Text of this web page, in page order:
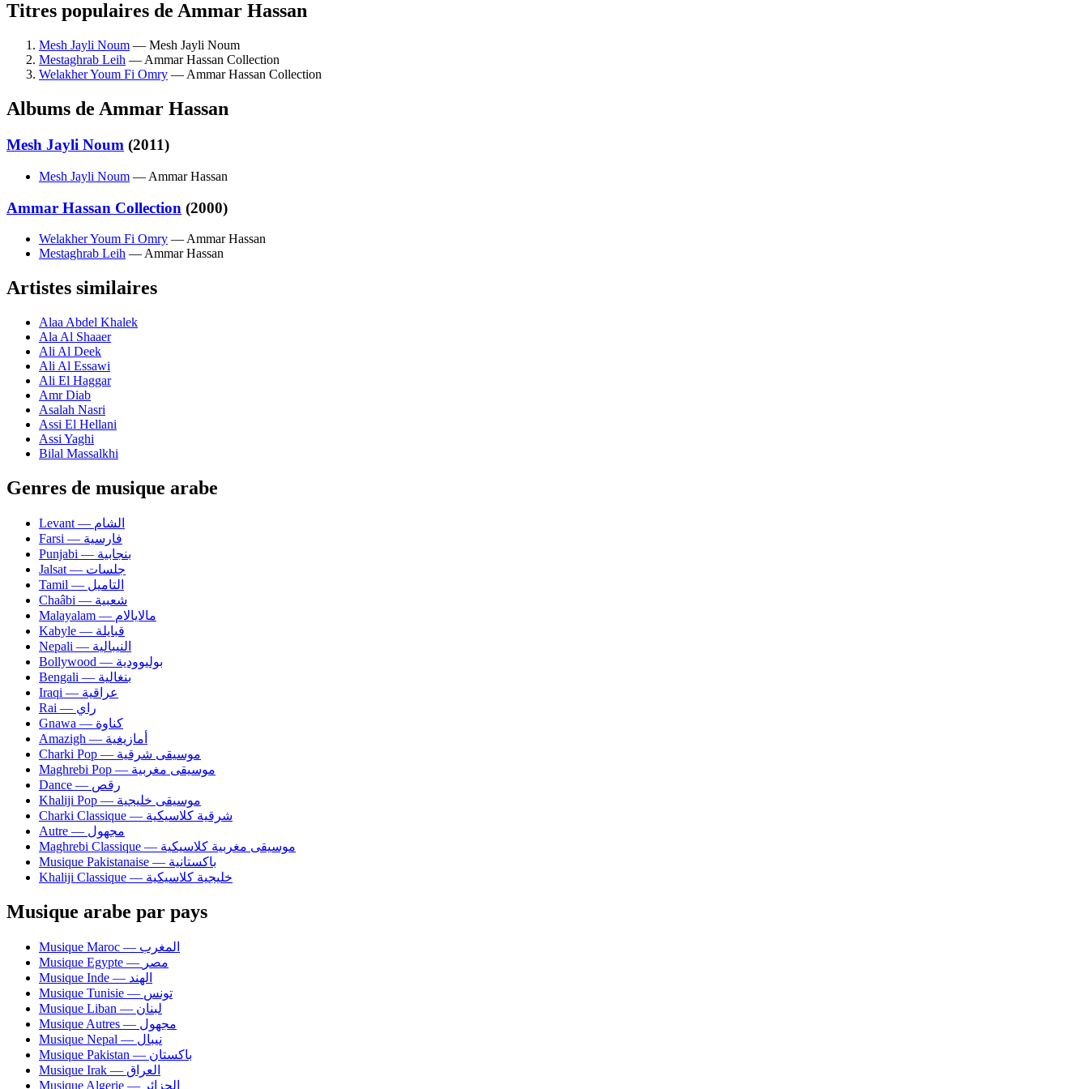
Titres populaires de Ammar Hassan
Mesh Jayli Noum — Mesh Jayli Noum
Mestaghrab Leih — Ammar Hassan Collection
Welakher Youm Fi Omry — Ammar Hassan Collection
Albums de Ammar Hassan
Mesh Jayli Noum (2011)
Mesh Jayli Noum — Ammar Hassan
Ammar Hassan Collection (2000)
Welakher Youm Fi Omry — Ammar Hassan
Mestaghrab Leih — Ammar Hassan
Artistes similaires
Alaa Abdel Khalek
Ala Al Shaaer
Ali Al Deek
Ali Al Essawi
Ali El Haggar
Amr Diab
Asalah Nasri
Assi El Hellani
Assi Yaghi
Bilal Massalkhi
Genres de musique arabe
Levant — الشام
Farsi — فارسية
Punjabi — بنجابية
Jalsat — جلسات
Tamil — التاميل
Chaâbi — شعبية
Malayalam — مالايالام
Kabyle — قبايلة
Nepali — النيبالية
Bollywood — بوليوودية
Bengali — بنغالية
Iraqi — عراقية
Rai — راي
Gnawa — كناوة
Amazigh — أمازيغية
Charki Pop — موسيقى شرقية
Maghrebi Pop — موسيقى مغربية
Dance — رقص
Khaliji Pop — موسيقى خليجية
Charki Classique — شرقية كلاسيكية
Autre — مجهول
Maghrebi Classique — موسيقى مغربية كلاسيكية
Musique Pakistanaise — باكستانية
Khaliji Classique — خليجية كلاسيكية
Musique arabe par pays
Musique Maroc — المغرب
Musique Egypte — مصر
Musique Inde — الهند
Musique Tunisie — تونس
Musique Liban — لبنان
Musique Autres — مجهول
Musique Nepal — نيبال
Musique Pakistan — باكستان
Musique Irak — العراق
Musique Algerie — الجزائر